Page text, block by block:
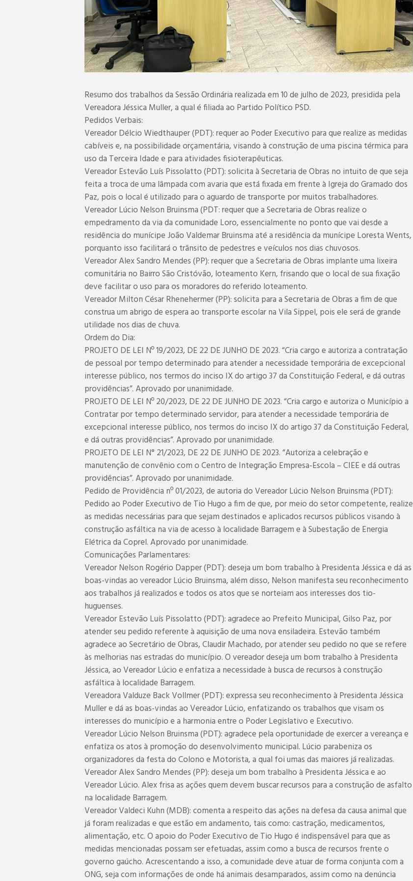
Resumo dos trabalhos da Sessão Ordinária realizada em 10 de julho de 2023, presidida pela
Vereadora Jéssica Muller, a qual é filiada ao Partido Político PSD.
Pedidos Verbais:
Vereador Délcio Wiedthauper (PDT): requer ao Poder Executivo para que realize as medidas
cabíveis e, na possibilidade orçamentária, visando à construção de uma piscina térmica para
uso da Terceira Idade e para atividades fisioterapêuticas.
Vereador Estevão Luís Pissolatto (PDT): solicita à Secretaria de Obras no intuito de que seja
feita a troca de uma lâmpada com avaria que está fixada em frente à Igreja do Gramado dos
Paz, pois o local é utilizado para o aguardo de transporte por muitos trabalhadores.
Vereador Lúcio Nelson Bruinsma (PDT: requer que a Secretaria de Obras realize o
empedramento da via da comunidade Loro, essencialmente no ponto que vai desde a
residência do munícipe João Valdemar Bruinsma até a residência da munícipe Loresta Wents,
porquanto isso facilitará o trânsito de pedestres e veículos nos dias chuvosos.
Vereador Alex Sandro Mendes (PP): requer que a Secretaria de Obras implante uma lixeira
comunitária no Bairro São Cristóvão, loteamento Kern, frisando que o local de sua fixação
deve facilitar o uso para os moradores do referido loteamento.
Vereador Milton César Rhenehermer (PP): solicita para a Secretaria de Obras a fim de que
construa um abrigo de espera ao transporte escolar na Vila Sippel, pois ele será de grande
utilidade nos dias de chuva.
Ordem do Dia:
PROJETO DE LEI Nº 19/2023, DE 22 DE JUNHO DE 2023. “Cria cargo e autoriza a contratação
de pessoal por tempo determinado para atender a necessidade temporária de excepcional
interesse público, nos termos do inciso IX do artigo 37 da Constituição Federal, e dá outras
providências”. Aprovado por unanimidade.
PROJETO DE LEI Nº 20/2023, DE 22 DE JUNHO DE 2023. “Cria cargo e autoriza o Município a
Contratar por tempo determinado servidor, para atender a necessidade temporária de
excepcional interesse público, nos termos do inciso IX do artigo 37 da Constituição Federal,
e dá outras providências”. Aprovado por unanimidade.
PROJETO DE LEI N° 21/2023, DE 22 DE JUNHO DE 2023. “Autoriza a celebração e
manutenção de convênio com o Centro de Integração Empresa-Escola – CIEE e dá outras
providências”. Aprovado por unanimidade.
Pedido de Providência nº 01/2023, de autoria do Vereador Lúcio Nelson Bruinsma (PDT):
Pedido ao Poder Executivo de Tio Hugo a fim de que, por meio do setor competente, realize
as medidas necessárias para que sejam destinados e aplicados recursos públicos visando à
construção asfáltica na via de acesso à localidade Barragem e à Subestação de Energia
Elétrica da Coprel. Aprovado por unanimidade.
Comunicações Parlamentares:
Vereador Nelson Rogério Dapper (PDT): deseja um bom trabalho à Presidenta Jéssica e dá as
boas-vindas ao vereador Lúcio Bruinsma, além disso, Nelson manifesta seu reconhecimento
aos trabalhos já realizados e todos os atos que se norteiam aos interesses dos tio-
huguenses.
Vereador Estevão Luís Pissolatto (PDT): agradece ao Prefeito Municipal, Gilso Paz, por
atender seu pedido referente à aquisição de uma nova ensiladeira. Estevão também
agradece ao Secretário de Obras, Claudir Machado, por atender seu pedido no que se refere
às melhorias nas estradas do município. O vereador deseja um bom trabalho à Presidenta
Jéssica, ao Vereador Lúcio e enfatiza a necessidade à busca de recursos à construção
asfáltica à localidade Barragem.
Vereadora Valduze Back Vollmer (PDT): expressa seu reconhecimento à Presidenta Jéssica
Muller e dá as boas-vindas ao Vereador Lúcio, enfatizando os trabalhos que visam os
interesses do município e a harmonia entre o Poder Legislativo e Executivo.
Vereador Lúcio Nelson Bruinsma (PDT): agradece pela oportunidade de exercer a vereança e
enfatiza os atos à promoção do desenvolvimento municipal. Lúcio parabeniza os
organizadores da festa do Colono e Motorista, a qual foi umas das maiores já realizadas.
Vereador Alex Sandro Mendes (PP): deseja um bom trabalho à Presidenta Jéssica e ao
Vereador Lúcio. Alex frisa as ações quem devem buscar recursos para a construção de asfalto
na localidade Barragem.
Vereador Valdeci Kuhn (MDB): comenta a respeito das ações na defesa da causa animal que
já foram realizadas e que estão em andamento, tais como: castração, medicamentos,
alimentação, etc. O apoio do Poder Executivo de Tio Hugo é indispensável para que as
medidas mencionadas possam ser efetuadas, assim como a busca de recursos frente o
governo gaúcho. Acrescentando a isso, a comunidade deve atuar de forma conjunta com a
ONG, seja com informações de onde há animais desamparados, assim como na denúncia